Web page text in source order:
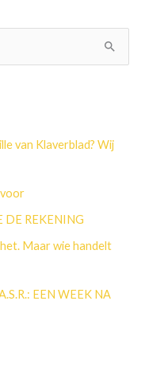
van Klaverblad? Wij
DE REKENING
Maar wie handelt
EEN WEEK NA